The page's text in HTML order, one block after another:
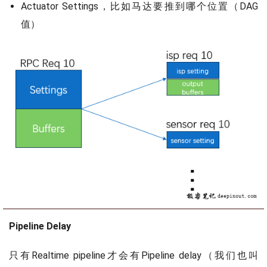
Actuator Settings，比如马达要推到哪个位置（DAG
值）
Pipeline Delay
只有Realtime pipeline才会有Pipeline delay（我们也叫